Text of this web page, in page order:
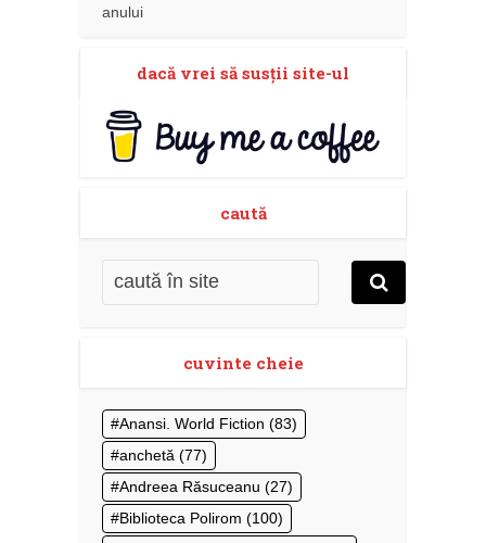
anului
dacă vrei să susţii site-ul
caută
cuvinte cheie
Anansi. World Fiction (83)
anchetă (77)
Andreea Răsuceanu (27)
Biblioteca Polirom (100)